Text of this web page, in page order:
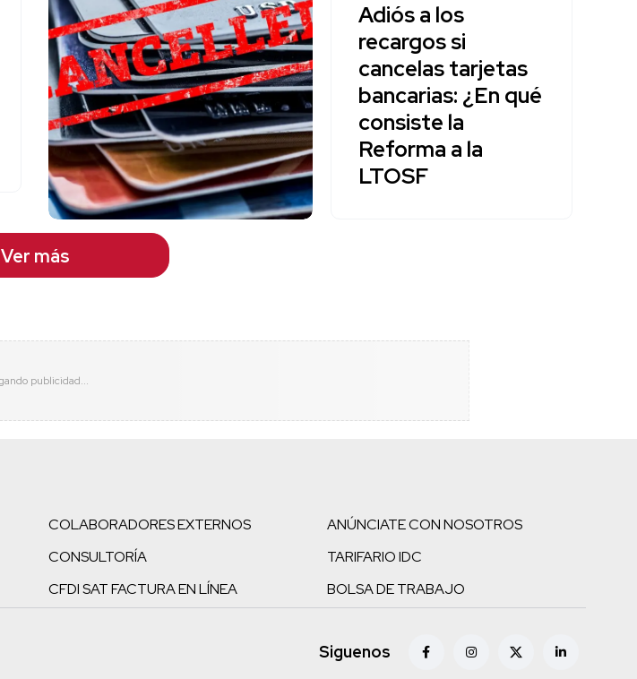
Adiós a los
recargos si
cancelas tarjetas
bancarias: ¿En qué
consiste la
Reforma a la
LTOSF
Ver más
COLABORADORES EXTERNOS
CONSULTORÍA
CFDI SAT FACTURA EN LÍNEA
ANÚNCIATE CON NOSOTROS
TARIFARIO IDC
BOLSA DE TRABAJO
Siguenos